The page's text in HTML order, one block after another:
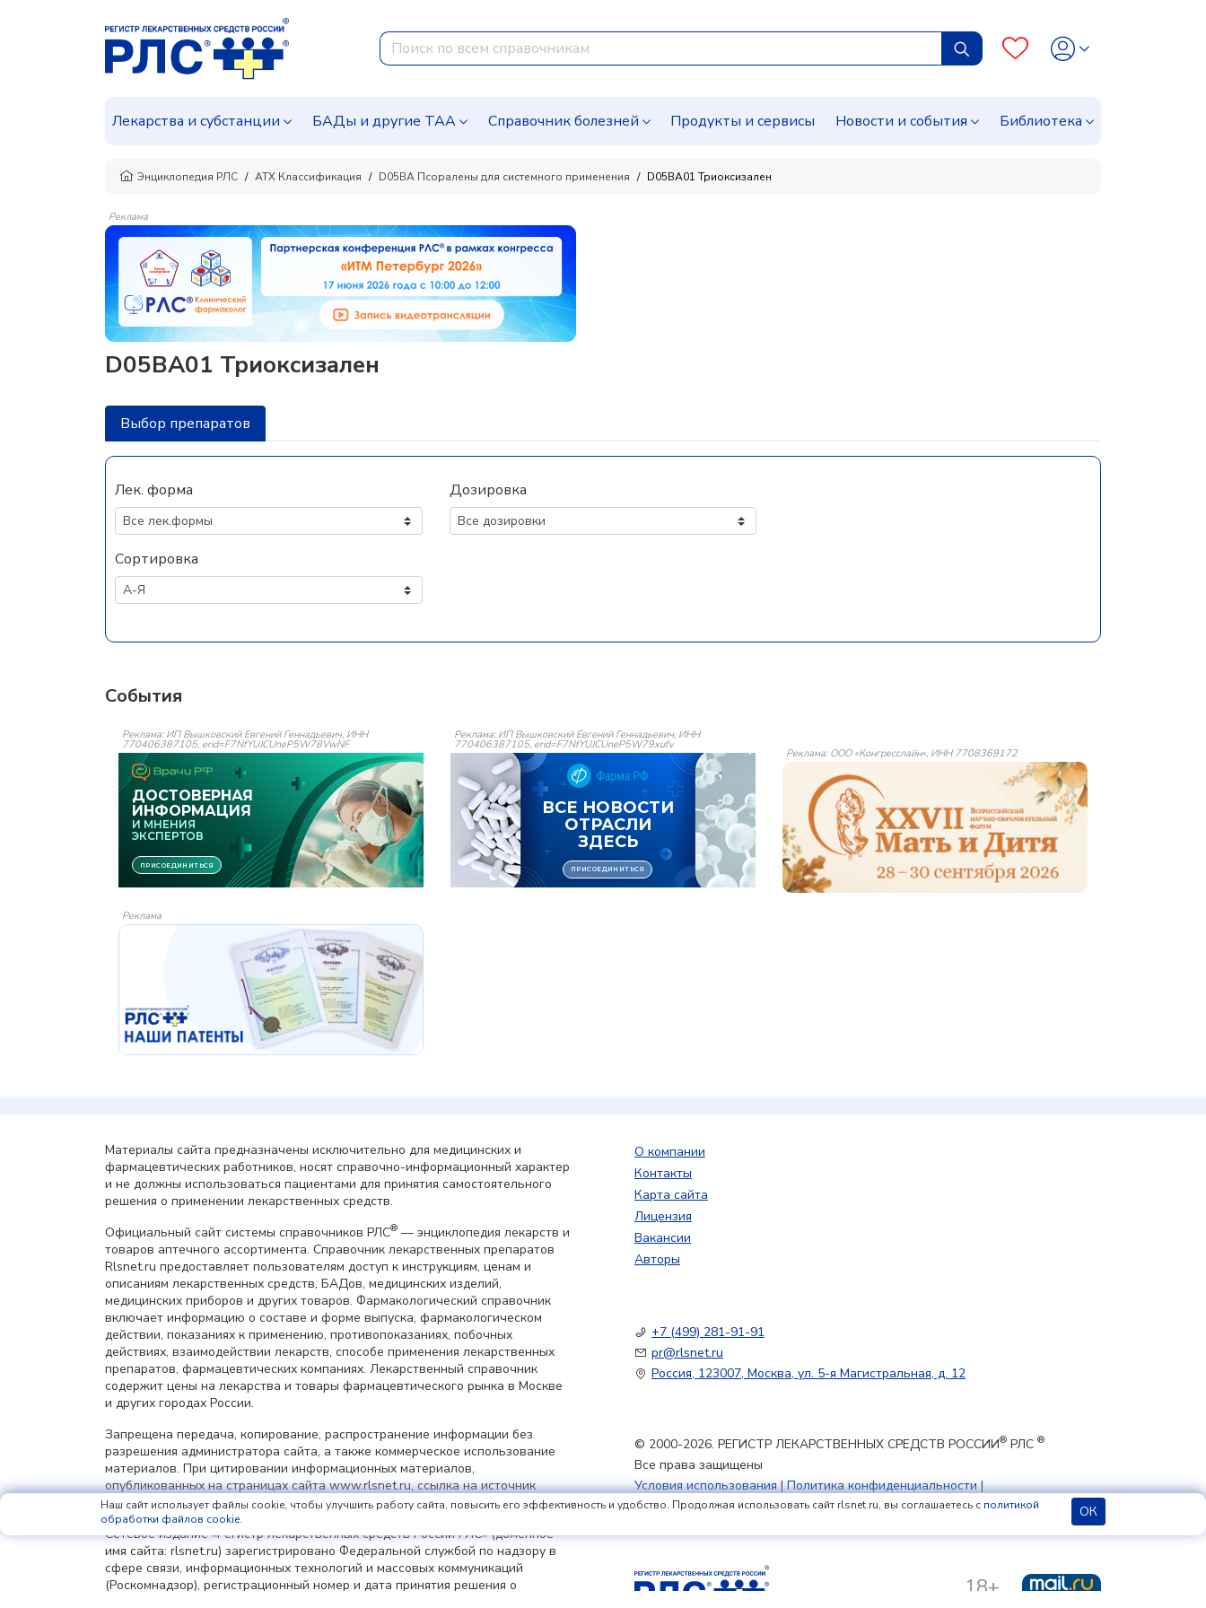
Лекарства и субстанции БАДы и другие ТАА Справочник болезней Продукты и сервисы Новости и события Библиотека
Энциклопедия РЛС АТХ Классификация D05BA Псоралены для системного применения D05BA01 Триоксизален
Реклама
D05BA01 Триоксизален
Выбор препаратов
Лек. форма Дозировка
Сортировка
События
Реклама: ИП Вышковский Евгений Геннадьевич, ИНН
770406387105, erid=F7NfYUJCUneP5W78VwNF
Реклама: ИП Вышковский Евгений Геннадьевич, ИНН
770406387105, erid=F7NfYUJCUneP5W79xufv
Реклама: ООО «Конгресслайн», ИНН 7708369172
Реклама
Материалы сайта предназначены исключительно для медицинских и
фармацевтических работников, носят справочно-информационный характер
и не должны использоваться пациентами для принятия самостоятельного
решения о применении лекарственных средств.
Официальный сайт системы справочников РЛС® — энциклопедия лекарств и
товаров аптечного ассортимента. Справочник лекарственных препаратов
Rlsnet.ru предоставляет пользователям доступ к инструкциям, ценам и
описаниям лекарственных средств, БАДов, медицинских изделий,
медицинских приборов и других товаров. Фармакологический справочник
включает информацию о составе и форме выпуска, фармакологическом
действии, показаниях к применению, противопоказаниях, побочных
действиях, взаимодействии лекарств, способе применения лекарственных
препаратов, фармацевтических компаниях. Лекарственный справочник
содержит цены на лекарства и товары фармацевтического рынка в Москве
и других городах России.
Запрещена передача, копирование, распространение информации без
разрешения администратора сайта, а также коммерческое использование
материалов. При цитировании информационных материалов,
опубликованных на страницах сайта www.rlsnet.ru, ссылка на источник
информации обязательна.
Сетевое издание «Регистр лекарственных средств России РЛС» (доменное
имя сайта: rlsnet.ru) зарегистрировано Федеральной службой по надзору в
сфере связи, информационных технологий и массовых коммуникаций
(Роскомнадзор), регистрационный номер и дата принятия решения о
О компании
Контакты
Карта сайта
Лицензия
Вакансии
Авторы
+7 (499) 281-91-91
pr@rlsnet.ru
Россия, 123007, Москва, ул. 5-я Магистральная, д. 12
© 2000-2026. РЕГИСТР ЛЕКАРСТВЕННЫХ СРЕДСТВ РОССИИ® РЛС ®
Все права защищены
Условия использования|Политика конфиденциальности|
Политика обработки файлов cookie
18+
Наш сайт использует файлы cookie, чтобы улучшить работу сайта, повысить его эффективность и удобство. Продолжая использовать сайт rlsnet.ru, вы соглашаетесь с политикой
обработки файлов cookie. ОК